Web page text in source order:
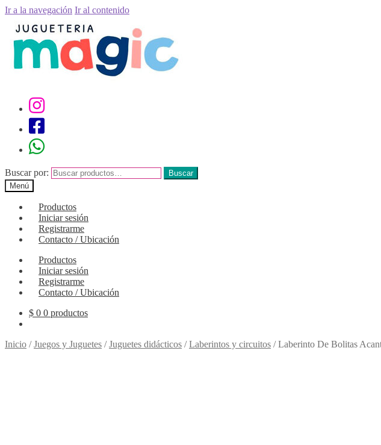
Ir a la navegación Ir al contenido
Buscar por:
Buscar
Menú
Productos
Iniciar sesión
Registrarme
Contacto / Ubicación
Productos
Iniciar sesión
Registrarme
Contacto / Ubicación
$ 0 0 productos
Inicio /Juegos y Juguetes /Juguetes didácticos /Laberintos y circuitos /Laberinto De Bolitas